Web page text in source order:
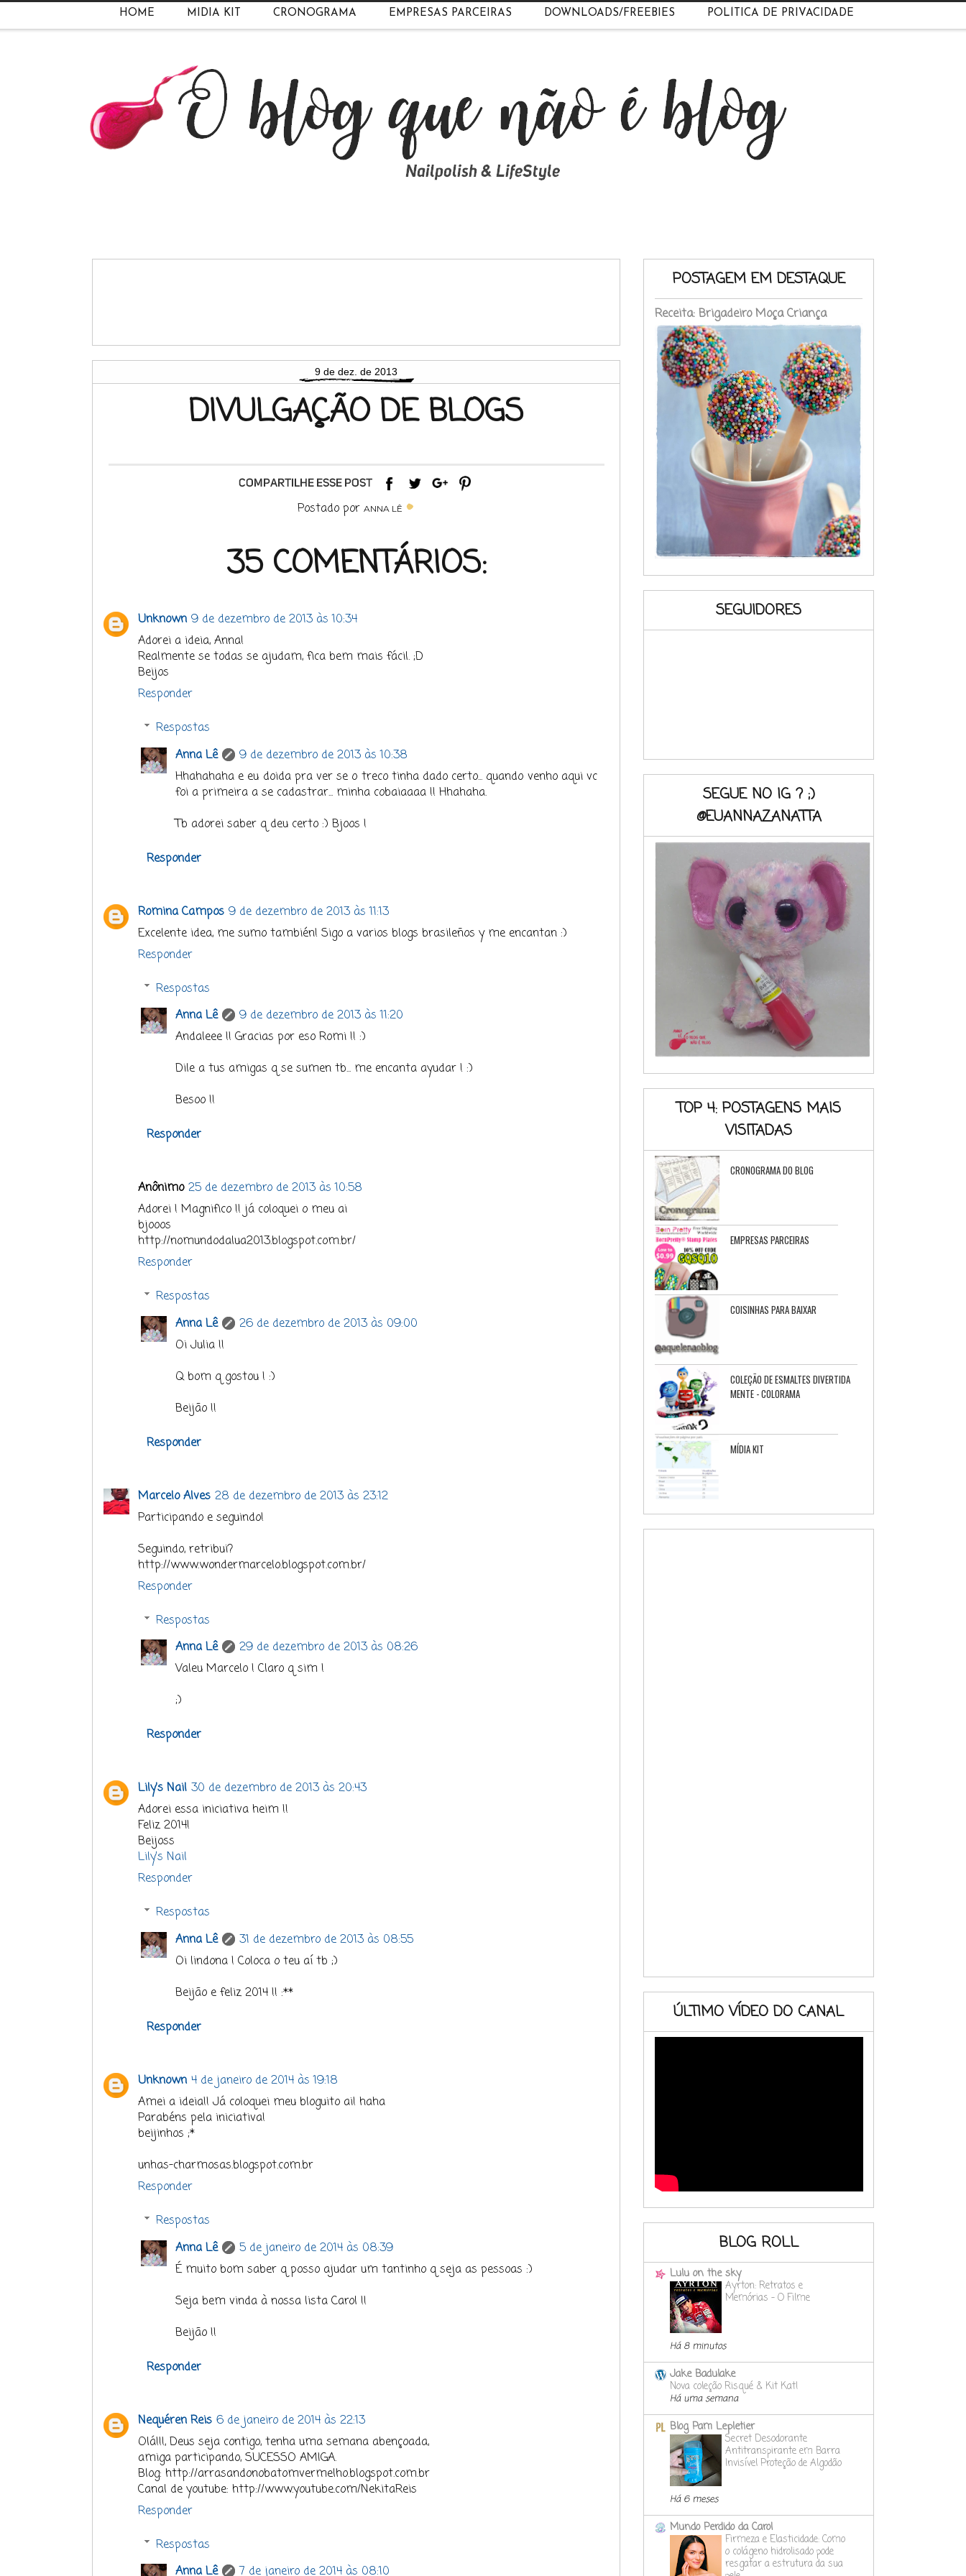
HOME MIDIA KIT CRONOGRAMA EMPRESAS PARCEIRAS DOWNLOADS/FREEBIES POLÍTICA DE PRIVACIDADE
9 de dez. de 2013
DIVULGAÇÃO DE BLOGS
Postado por ANNA LÊ
35 COMENTÁRIOS:
Unknown 9 de dezembro de 2013 às 10:34
Adorei a ideia, Anna!
Realmente se todas se ajudam, fica bem mais fácil. ;D
Beijos
Responder
Respostas
Anna Lê
9 de dezembro de 2013 às 10:38
Hhahahaha e eu doida pra ver se o treco tinha dado certo... quando venho aqui vc
foi a primeira a se cadastrar... minha cobaiaaaa !! Hhahaha.
Tb adorei saber q deu certo :) Bjoos !
Responder
Romina Campos 9 de dezembro de 2013 às 11:13
Excelente idea, me sumo también! Sigo a varios blogs brasileños y me encantan :)
Responder
Respostas
Anna Lê
9 de dezembro de 2013 às 11:20
Andaleee !! Gracias por eso Romi !! :)
Dile a tus amigas q se sumen tb... me encanta ayudar ! :)
Besoo !!
Responder
Anônimo 25 de dezembro de 2013 às 10:58
Adorei ! Magnifico !! já coloquei o meu ai
bjooos
http://nomundodalua2013.blogspot.com.br/
Responder
Respostas
Anna Lê
26 de dezembro de 2013 às 09:00
Oi Julia !!
Q bom q gostou ! :)
Beijão !!
Responder
Marcelo Alves 28 de dezembro de 2013 às 23:12
Participando e seguindo!
Seguindo, retribui?
http://www.wondermarcelo.blogspot.com.br/
Responder
Respostas
Anna Lê
29 de dezembro de 2013 às 08:26
Valeu Marcelo ! Claro q sim !
;)
Responder
Lily's Nail 30 de dezembro de 2013 às 20:43
Adorei essa iniciativa heim !!
Feliz 2014!
Beijoss
Lily’s Nail
Responder
Respostas
Anna Lê
31 de dezembro de 2013 às 08:55
Oi lindona ! Coloca o teu aí tb ;)
Beijão e feliz 2014 !! :**
Responder
Unknown 4 de janeiro de 2014 às 19:18
Amei a ideia!! Já coloquei meu bloguito ai! haha
Parabéns pela iniciativa!
beijinhos ;*
unhas-charmosas.blogspot.com.br
Responder
Respostas
Anna Lê
5 de janeiro de 2014 às 08:39
É muito bom saber q posso ajudar um tantinho q seja as pessoas :)
Seja bem vinda à nossa lista Carol !!
Beijão !!
Responder
Nequéren Reis 6 de janeiro de 2014 às 22:13
Olá!!!, Deus seja contigo, tenha uma semana abençoada,
amiga participando, SUCESSO AMIGA.
Blog: http://arrasandonobatomvermelho.blogspot.com.br
Canal de youtube: http://www.youtube.com/NekitaReis
Responder
Respostas
Anna Lê
7 de janeiro de 2014 às 08:10
POSTAGEM EM DESTAQUE
Receita: Brigadeiro Moça Criança
SEGUIDORES
SEGUE NO IG ? ;)
@EUANNAZANATTA
TOP 4: POSTAGENS MAIS
VISITADAS
CRONOGRAMA DO BLOG
EMPRESAS PARCEIRAS
COISINHAS PARA BAIXAR
COLEÇÃO DE ESMALTES DIVERTIDA
MENTE - COLORAMA
MÍDIA KIT
ÚLTIMO VÍDEO DO CANAL
BLOG ROLL
Lulu on the sky
Ayrton: Retratos e
Memórias - O Filme
Há 8 minutos
Jake Badulake
Nova coleção Risqué & Kit Kat!
Há uma semana
Blog Pam Lepletier
Secret Desodorante
Antitranspirante em Barra
Invisível Proteção de Algodão
Há 6 meses
Mundo Perdido da Carol
Firmeza e Elasticidade: Como
o colágeno hidrolisado pode
resgatar a estrutura da sua